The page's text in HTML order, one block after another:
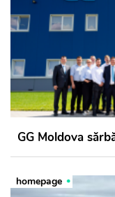
GG Moldova
homepage